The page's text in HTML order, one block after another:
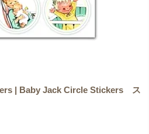
| Baby Jack Circle Stickers ス